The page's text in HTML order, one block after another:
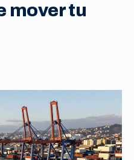
mover tu